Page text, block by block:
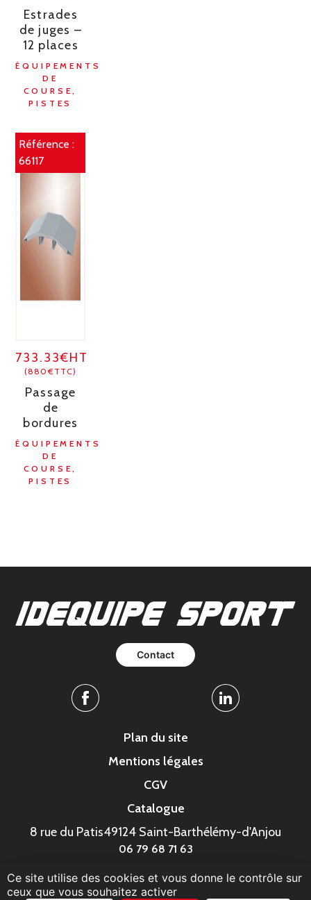
Estrades
de juges –
12 places
ÉQUIPEMENTS
DE
COURSE,
PISTES
Référence :
66117
733.33€HT
(880€TTC)
Passage
de
bordures
ÉQUIPEMENTS
DE
COURSE,
PISTES
Contact
Facebook Linkedin
Plan du site
Mentions légales
CGV
Catalogue
8 rue du Patis49124 Saint-Barthélémy-d'Anjou
06 79 68 71 63
© MonaGraphic 2023
Ce site utilise des cookies et vous donne le contrôle sur
ceux que vous souhaitez activer